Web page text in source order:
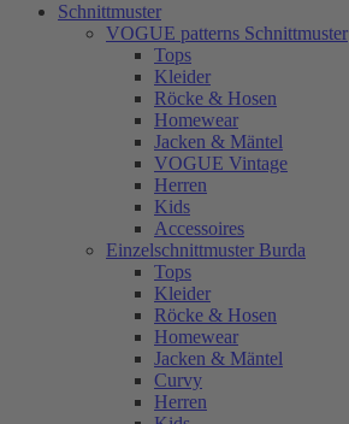
Schnittmuster
VOGUE patterns Schnittmuster
Tops
Kleider
Röcke & Hosen
Homewear
Jacken & Mäntel
VOGUE Vintage
Herren
Kids
Accessoires
Einzelschnittmuster Burda
Tops
Kleider
Röcke & Hosen
Homewear
Jacken & Mäntel
Curvy
Herren